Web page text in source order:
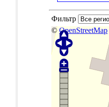
Фильтр
© OpenStreetMap